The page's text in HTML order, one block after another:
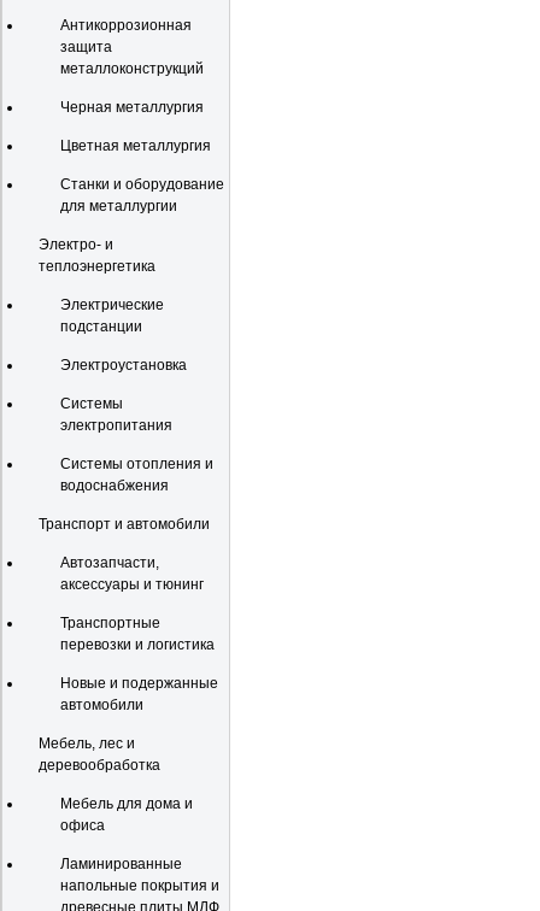
Антикоррозионная
защита
металлоконструкций
Черная металлургия
Цветная металлургия
Станки и оборудование
для металлургии
Электро- и
теплоэнергетика
Электрические
подстанции
Электроустановка
Системы
электропитания
Системы отопления и
водоснабжения
Транспорт и автомобили
Автозапчасти,
аксессуары и тюнинг
Транспортные
перевозки и логистика
Новые и подержанные
автомобили
Мебель, лес и
деревообработка
Мебель для дома и
офиса
Ламинированные
напольные покрытия и
древесные плиты МДФ,